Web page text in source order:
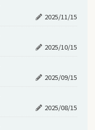
2025/11/15
2025/10/15
2025/09/15
2025/08/15